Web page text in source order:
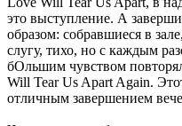
это выступление. А
образом: собравшиеся в
слугу, тихо, но с каждым
бОльшим чувством
Will Tear Us Apart Again.
отличным завершением